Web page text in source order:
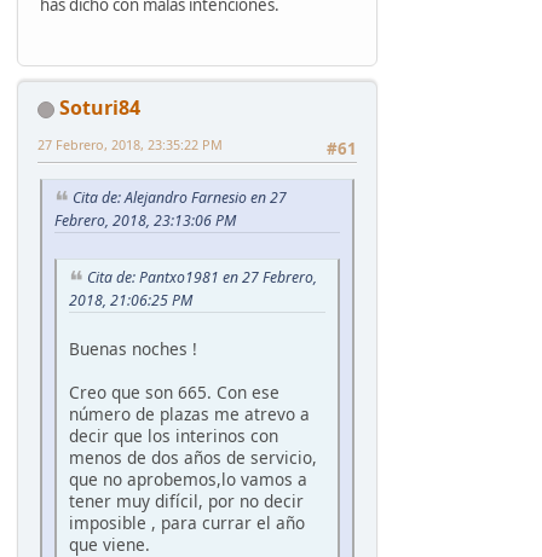
Soturi84
#61
27 Febrero, 2018, 23:35:22 PM
Cita de: Alejandro Farnesio en 27
Febrero, 2018, 23:13:06 PM
Cita de: Pantxo1981 en 27 Febrero,
2018, 21:06:25 PM
Buenas noches !
Creo que son 665. Con ese
número de plazas me atrevo a
decir que los interinos con
menos de dos años de servicio,
que no aprobemos,lo vamos a
tener muy difícil, por no decir
imposible , para currar el año
que viene.